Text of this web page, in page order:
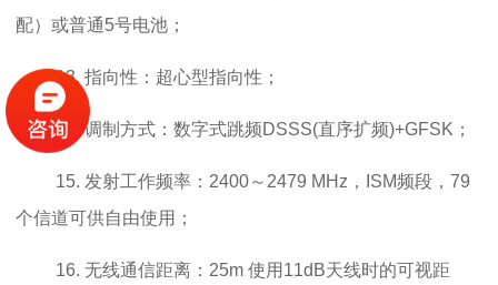
配）或普通5号电池；
13. 指向性：超心型指向性；
14. 调制方式：数字式跳频DSSS(直序扩频)+GFSK；
15. 发射工作频率：2400～2479 MHz，ISM频段，79
个信道可供自由使用；
16. 无线通信距离：25m 使用11dB天线时的可视距